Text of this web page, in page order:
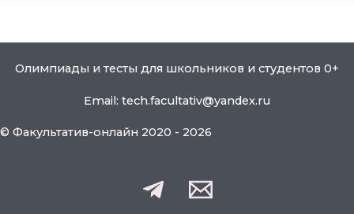
Олимпиады и тесты для школьников и студентов 0+
Email: tech.facultativ@yandex.ru
© Факультатив-онлайн 2020 - 2026